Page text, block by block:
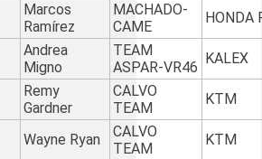
Marcos
Ramírez
MACHADO-
CAME
HONDA
Andrea
Migno
TEAM
ASPAR-VR46
KALEX
Remy
Gardner
CALVO
TEAM
KTM
Wayne Ryan
CALVO
TEAM
KTM